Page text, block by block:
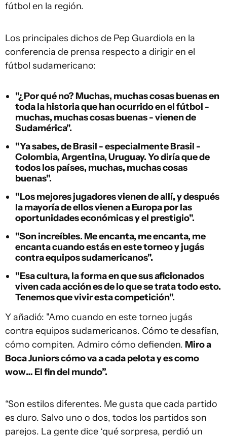
fútbol en la región.
Los principales dichos de Pep Guardiola en la
conferencia de prensa respecto a dirigir en el
fútbol sudamericano:
"¿Por qué no? Muchas, muchas cosas buenas en
toda la historia que han ocurrido en el fútbol -
muchas, muchas cosas buenas - vienen de
Sudamérica".
"Ya sabes, de Brasil - especialmente Brasil -
Colombia, Argentina, Uruguay. Yo diría que de
todos los países, muchas, muchas cosas
buenas".
"Los mejores jugadores vienen de allí,y después
la mayoría de ellos vienen a Europa por las
oportunidades económicas y el prestigio".
"Son increíbles. Me encanta, me encanta, me
encanta cuando estás en este torneo y jugás
contra equipos sudamericanos".
"Esa cultura, la forma en que sus aficionados
viven cada acción es de lo que se trata todo esto.
Tenemos que vivir esta competición".
Y añadió: "Amo cuando en este torneo jugás
contra equipos sudamericanos. Cómo te desafían,
cómo compiten. Admiro cómo defienden. Miro a
Boca Juniors cómo va a cada pelota y es como
wow… El fin del mundo”.
“Son estilos diferentes. Me gusta que cada partido
es duro. Salvo uno o dos, todos los partidos son
parejos. La gente dice ‘qué sorpresa, perdió un